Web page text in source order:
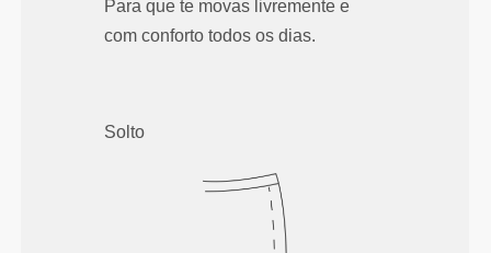
Para que te movas livremente e
com conforto todos os dias.
Solto